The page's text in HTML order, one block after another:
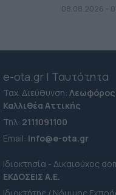
08.08.2026 -
e-ota.gr | Ταυτότητα
Ταχ. Διεύθυνση:Λεωφόρος
Καλλιθέα Αττικής
Τηλ: 2111091100
Εmail: info@e-ota.gr
Ιδιοκτησία - Δικαιούχος
ΕΚΔΟΣΕΙΣ A.E.